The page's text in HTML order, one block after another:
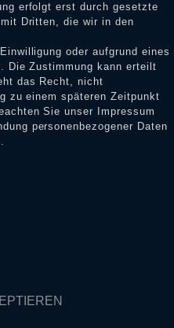
erfolgt erst durch gesetzte
Dritten, die wir in den
oder aufgrund eines
Die Zustimmung kann erteilt
das Recht, nicht
zu einem späteren Zeitpunkt
Sie unser
Impressum
personenbezogener Daten
.